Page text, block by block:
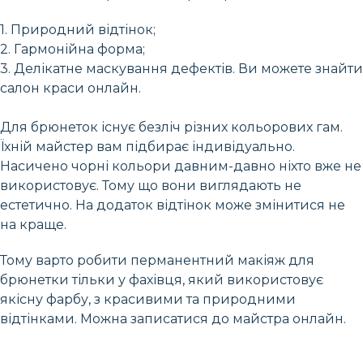
1. Природний відтінок;
2. Гармонійна форма;
3. Делікатне маскування дефектів. Ви можете знайти
салон краси онлайн.
Для брюнеток існує безліч різних кольорових гам.
Їхній майстер вам підбирає індивідуально.
Насичено чорні кольори давним-давно ніхто вже не
використовує. Тому що вони виглядають не
естетично. На додаток відтінок може змінитися не
на краще.
Тому варто робити перманентний макіяж для
брюнетки тільки у фахівця, який використовує
якісну фарбу, з красивими та природними
відтінками. Можна записатися до майстра онлайн.